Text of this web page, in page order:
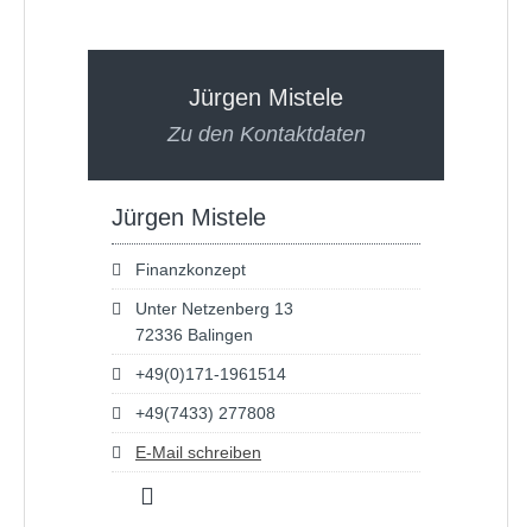
Jürgen Mistele
Zu den Kontaktdaten
Jürgen Mistele
Finanzkonzept
Unter Netzenberg 13
72336 Balingen
+49(0)171-1961514
+49(7433) 277808
E-Mail schreiben